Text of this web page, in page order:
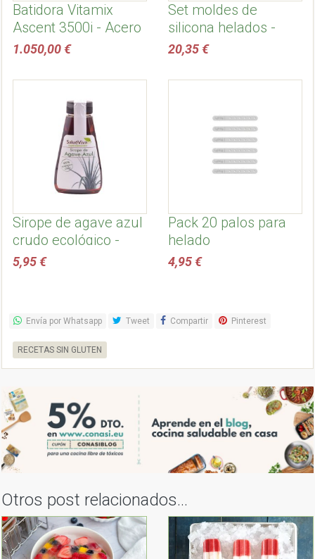
Batidora Vitamix
Ascent 3500i - Acero
Inoxidable
1.050,00 €
Set moldes de
silicona helados -
Apilables
20,35 €
Sirope de agave azul
crudo ecológico -
Salud Viva
5,95 €
Pack 20 palos para
helado
4,95 €
Envía por Whatsapp Tweet Compartir Pinterest
RECETAS SIN GLUTEN
Otros post relacionados...